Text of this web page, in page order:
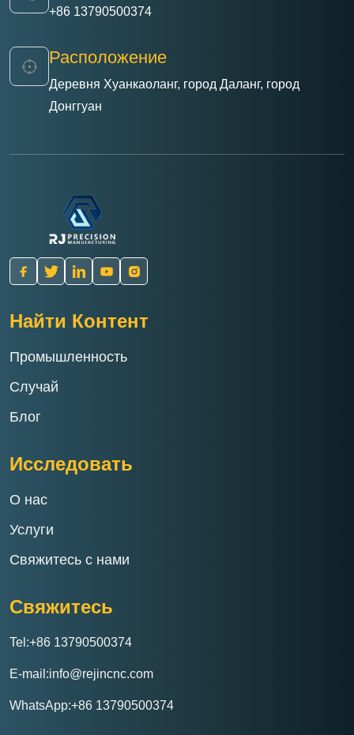
+86 13790500374
Расположение
Деревня Хуанкаоланг, город Даланг, город
Донггуан
Найти Контент
Промышленность
Случай
Блог
Исследовать
О нас
Услуги
Свяжитесь с нами
Свяжитесь
Tel:+86 13790500374
E-mail:info@rejincnc.com
WhatsApp:+86 13790500374